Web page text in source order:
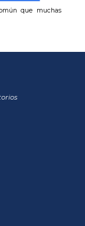
que muchas